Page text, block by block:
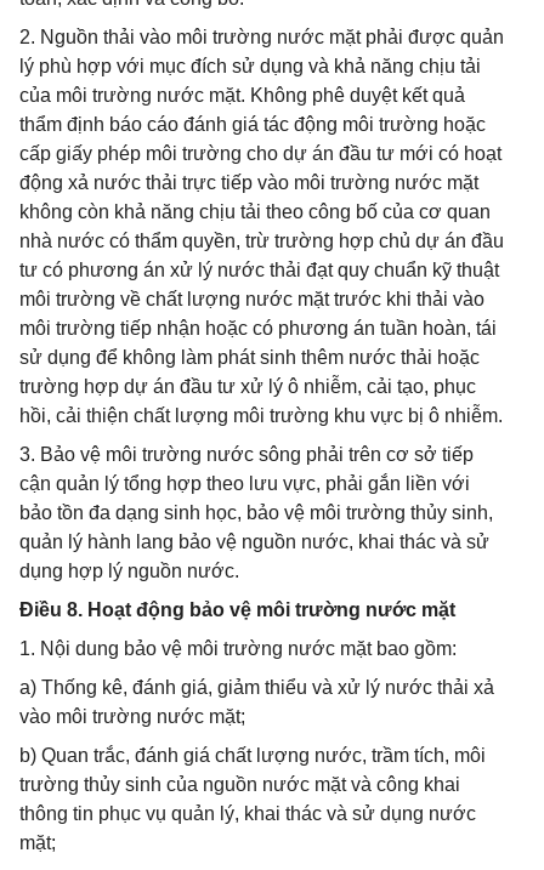
2. Nguồn thải vào môi trường nước mặt phải được quản
lý phù hợp với mục đích sử dụng và khả năng chịu tải
của môi trường nước mặt. Không phê duyệt kết quả
thẩm định báo cáo đánh giá tác động môi trường hoặc
cấp giấy phép môi trường cho dự án đầu tư mới có hoạt
động xả nước thải trực tiếp vào môi trường nước mặt
không còn khả năng chịu tải theo công bố của cơ quan
nhà nước có thẩm quyền, trừ trường hợp chủ dự án đầu
tư có phương án xử lý nước thải đạt quy chuẩn kỹ thuật
môi trường về chất lượng nước mặt trước khi thải vào
môi trường tiếp nhận hoặc có phương án tuần hoàn, tái
sử dụng để không làm phát sinh thêm nước thải hoặc
trường hợp dự án đầu tư xử lý ô nhiễm, cải tạo, phục
hồi, cải thiện chất lượng môi trường khu vực bị ô nhiễm.
3. Bảo vệ môi trường nước sông phải trên cơ sở tiếp
cận quản lý tổng hợp theo lưu vực, phải gắn liền với
bảo tồn đa dạng sinh học, bảo vệ môi trường thủy sinh,
quản lý hành lang bảo vệ nguồn nước, khai thác và sử
dụng hợp lý nguồn nước.
Điều 8. Hoạt động bảo vệ môi trường nước mặt
1. Nội dung bảo vệ môi trường nước mặt bao gồm:
a) Thống kê, đánh giá, giảm thiểu và xử lý nước thải xả
vào môi trường nước mặt;
b) Quan trắc, đánh giá chất lượng nước, trầm tích, môi
trường thủy sinh của nguồn nước mặt và công khai
thông tin phục vụ quản lý, khai thác và sử dụng nước
mặt;